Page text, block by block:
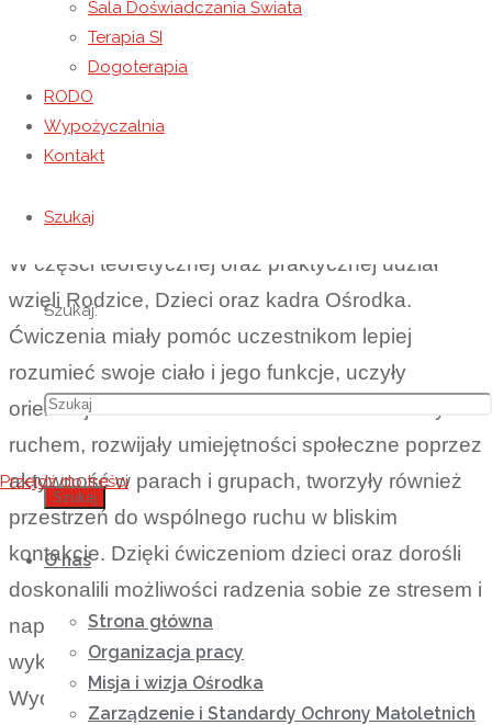
Sala Doświadczania Świata
Terapia SI
Dogoterapia
RODO
Wypożyczalnia
Kontakt
Szukaj
Szukaj:
Szukaj
Przejdź do treści
O nas
Strona główna
Organizacja pracy
Misja i wizja Ośrodka
Zarządzenie i Standardy Ochrony Małoletnich
Magdalena Kozera i Pani psycholog Izabela
Zdańko podczas prelekcji przekazały informacje
na temat wymienionej metody, przedstawiły
korzyści z jej stosowania, poinformowały o
różnymi grupami wychowanków.
W części teoretycznej oraz praktycznej udział
wzięli Rodzice, Dzieci oraz kadra Ośrodka.
Ćwiczenia miały pomóc uczestnikom lepiej
rozumieć swoje ciało i jego funkcje, uczyły
orientacji w otoczeniu oraz kontroli nad własnym
ruchem, rozwijały umiejętności społeczne poprzez
aktywność w parach i grupach, tworzyły również
przestrzeń do wspólnego ruchu w bliskim
kontakcie. Dzięki ćwiczeniom dzieci oraz dorośli
doskonalili możliwości radzenia sobie ze stresem i
napięciem. Dziękujemy za wspólny, efektywnie
wykorzystany czas dla dobra naszych
Wychowanków.